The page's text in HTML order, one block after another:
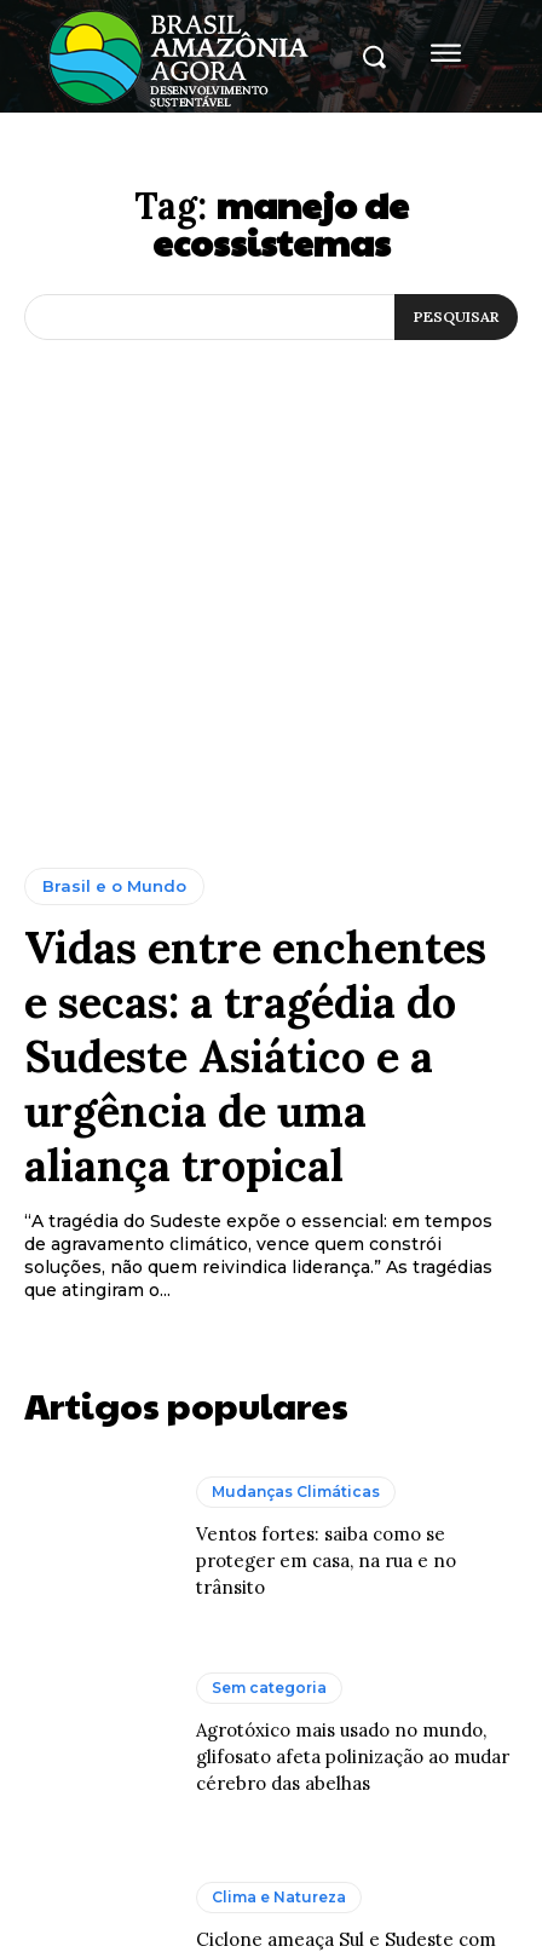
Tag: manejo de
ecossistemas
PESQUISAR
Brasil e o Mundo
Vidas entre enchentes
e secas: a tragédia do
Sudeste Asiático e a
urgência de uma
aliança tropical
“A tragédia do Sudeste expõe o essencial: em tempos
de agravamento climático, vence quem constrói
soluções, não quem reivindica liderança.” As tragédias
que atingiram o...
Artigos populares
Mudanças Climáticas
Ventos fortes: saiba como se
proteger em casa, na rua e no
trânsito
Sem categoria
Agrotóxico mais usado no mundo,
glifosato afeta polinização ao mudar
cérebro das abelhas
Clima e Natureza
Ciclone ameaça Sul e Sudeste com